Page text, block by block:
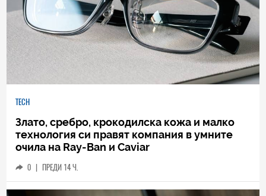
TECH
Злато, сребро, крокодилска кожа и малко
технология си правят компания в умните
очила на Ray-Ban и Caviar
0 | ПРЕДИ 14 Ч.